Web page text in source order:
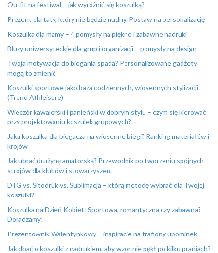
Outfit na festiwal – jak wyróżnić się koszulką?
Prezent dla taty, który nie będzie nudny. Postaw na personalizację
Koszulka dla mamy – 4 pomysły na piękne i zabawne nadruki
Bluzy uniwersyteckie dla grup i organizacji – pomysły na design
Twoja motywacja do biegania spada? Personalizowane gadżety
mogą to zmienić
Koszulki sportowe jako baza codziennych, wiosennych stylizacji
(Trend Athleisure)
Wieczór kawalerski i panieński w dobrym stylu – czym się kierować
przy projektowaniu koszulek grupowych?
Jaka koszulka dla biegacza na wiosenne biegi? Ranking materiałów i
krojów
Jak ubrać drużynę amatorską? Przewodnik po tworzeniu spójnych
strojów dla klubów i stowarzyszeń.
DTG vs. Sitodruk vs. Sublimacja – którą metodę wybrać dla Twojej
koszulki?
Koszulka na Dzień Kobiet: Sportowa, romantyczna czy zabawna?
Doradzamy!
Prezentownik Walentynkowy – inspiracje na trafiony upominek
Jak dbać o koszulki z nadrukiem, aby wzór nie pękł po kilku praniach?